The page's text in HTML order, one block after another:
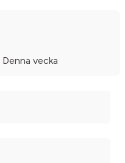
Denna vecka